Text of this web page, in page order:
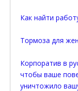
Как найти
Тормоза для
Корпоратив в
чтобы ваше
уничтожило